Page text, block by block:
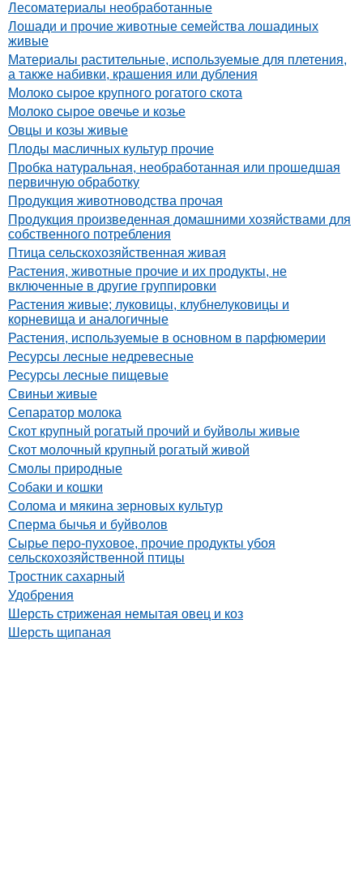
Лесоматериалы необработанные
Лошади и прочие животные семейства лошадиных
живые
Материалы растительные, используемые для плетения,
а также набивки, крашения или дубления
Молоко сырое крупного рогатого скота
Молоко сырое овечье и козье
Овцы и козы живые
Плоды масличных культур прочие
Пробка натуральная, необработанная или прошедшая
первичную обработку
Продукция животноводства прочая
Продукция произведенная домашними хозяйствами для
собственного потребления
Птица сельскохозяйственная живая
Растения, животные прочие и их продукты, не
включенные в другие группировки
Растения живые; луковицы, клубнелуковицы и
корневища и аналогичные
Растения, используемые в основном в парфюмерии
Ресурсы лесные недревесные
Ресурсы лесные пищевые
Свиньи живые
Сепаратор молока
Скот крупный рогатый прочий и буйволы живые
Скот молочный крупный рогатый живой
Смолы природные
Собаки и кошки
Солома и мякина зерновых культур
Сперма бычья и буйволов
Сырье перо-пуховое, прочие продукты убоя
сельскохозяйственной птицы
Тростник сахарный
Удобрения
Шерсть стриженая немытая овец и коз
Шерсть щипаная